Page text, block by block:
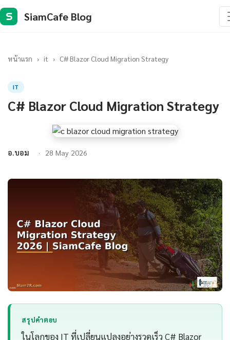
S SiamCafe Blog
หน้าแรก › it › C# Blazor Cloud Migration Strategy
IT
C# Blazor Cloud Migration Strategy
อ.บอม 28 May 2026
สรุปคำตอบ
ในโลกของ IT ที่เปลี่ยนแปลงอย่างรวดเร็ว C# Blazor